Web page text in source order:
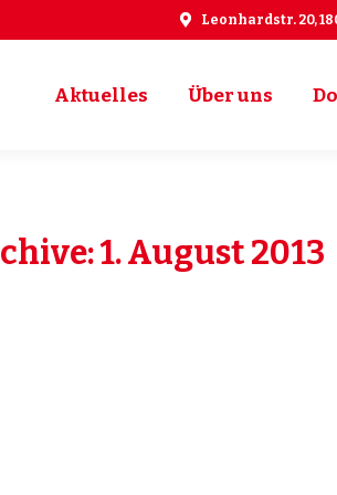
Leonhardstr. 20,
Aktuelles Über uns
1. August 2013
Aktuelles Über uns